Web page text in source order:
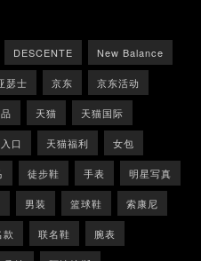
DESCENTE New Balance
瑟士 京东 京东活动
天猫 天猫国际
口 天猫福利 女包
徒步鞋 手表 明星写真
男装 篮球鞋 索康尼
款 联名鞋 腕表